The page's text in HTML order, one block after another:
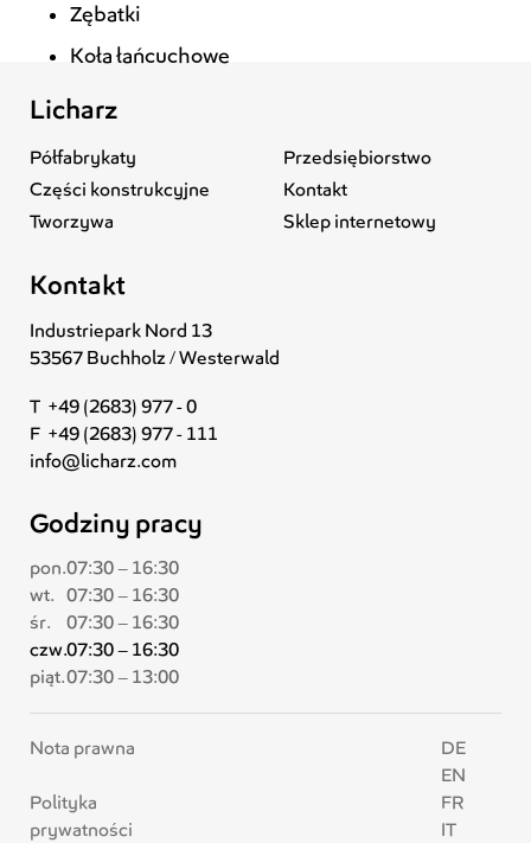
Zębatki
Koła łańcuchowe
Licharz
Półfabrykaty
Części konstrukcyjne
Tworzywa
Przedsiębiorstwo
Kontakt
Sklep internetowy
Kontakt
Industriepark Nord 13
53567 Buchholz / Westerwald
T +49 (2683) 977 - 0
F +49 (2683) 977 - 111
info@licharz.com
Godziny pracy
pon.07:30 – 16:30
wt.
07:30 – 16:30
śr.
07:30 – 16:30
czw.07:30 – 16:30
piąt.07:30 – 13:00
Nota prawna
Polityka
prywatności
DE
EN
FR
IT